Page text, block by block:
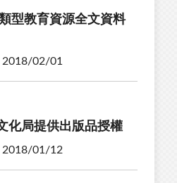
型教育資源全文資料
02/01
化局提供出版品授權
2018/01/12